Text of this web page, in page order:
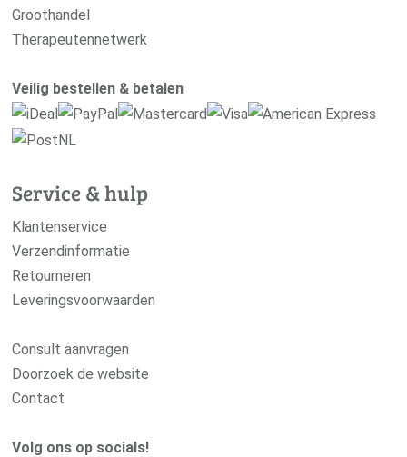
Groothandel
Therapeutennetwerk
Veilig bestellen & betalen
Service & hulp
Klantenservice
Verzendinformatie
Retourneren
Leveringsvoorwaarden
Consult aanvragen
Doorzoek de website
Contact
Volg ons op socials!